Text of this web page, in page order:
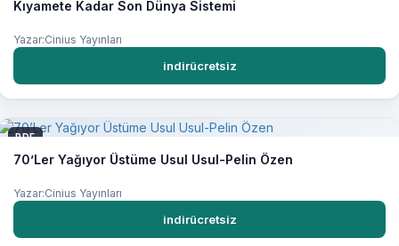
Kıyamete Kadar Son Dünya Sistemi
Yazar:Cinius Yayınları
indirücretsiz
PDF
70’Ler Yağıyor Üstüme Usul Usul-Pelin Özen
Yazar:Cinius Yayınları
indirücretsiz